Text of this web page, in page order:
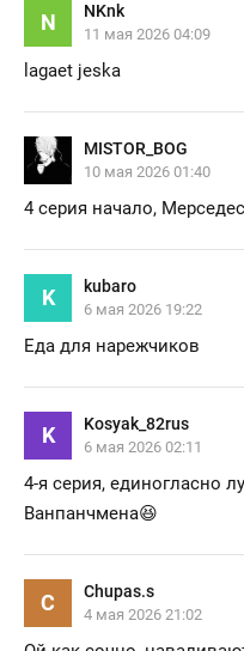
N NKnk
11 мая 2026 04:09
lagaet jeska
MISTOR_BOG
10 мая 2026 01:40
4 серия начало,
K kubaro
6 мая 2026 19:22
Еда для нарежчиков
K Kosyak_82rus
6 мая 2026 02:11
4-я серия, единогласно
Ванпанчмена😆
C Chupas.s
4 мая 2026 21:02